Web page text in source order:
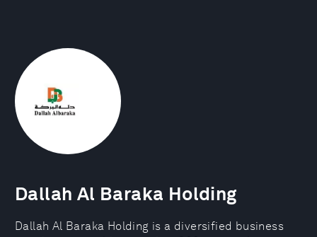
Dallah Al Baraka Holding
Dallah Al Baraka Holding is a diversified business